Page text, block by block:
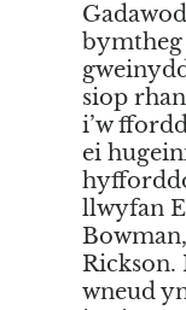
siop
i’w
ei
llwyfan
Rickson.
wneud